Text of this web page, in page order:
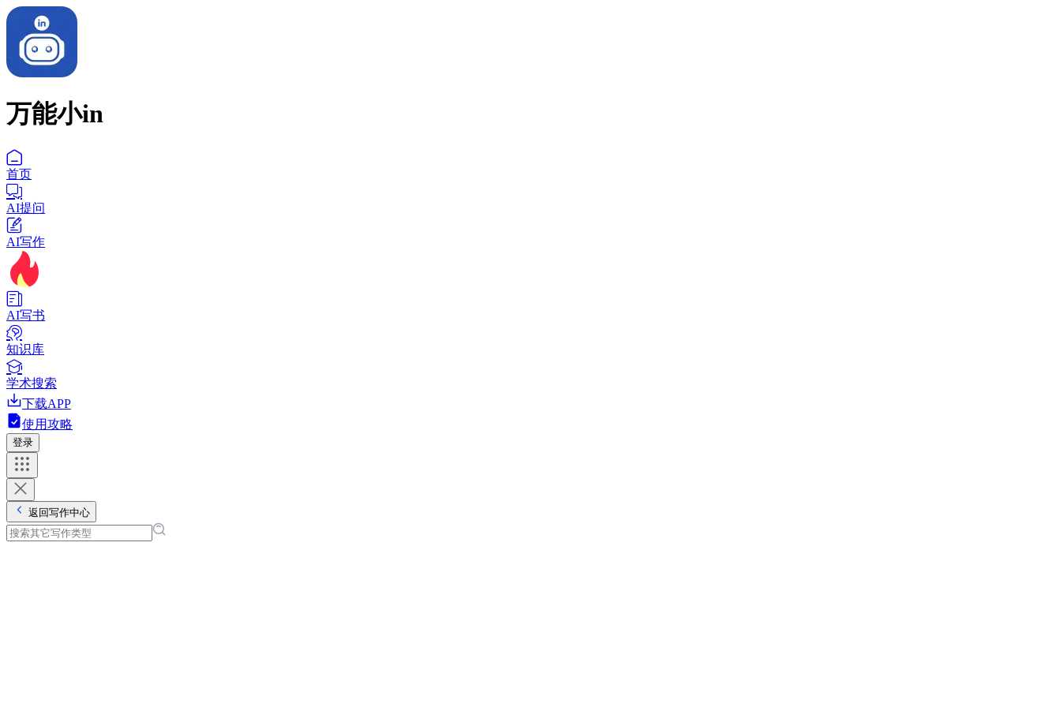
万能小in
首页
AI提问
AI写作
AI写书
知识库
学术搜索
下载APP
使用攻略
登录
返回写作中心